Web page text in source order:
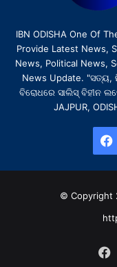
IBN ODISHA One Of
Provide Latest News,
News, Political News,
News Update. "ସତ୍ୟ,
ବିରୋଧରେ ସାଲିସ୍ ବିହୀନ
JAJPUR,
© Copyright